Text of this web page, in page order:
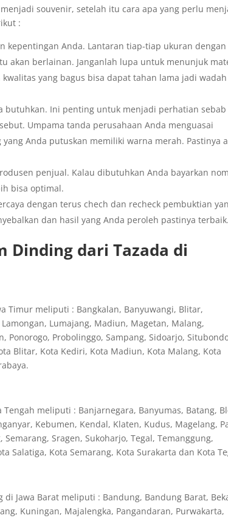
souvenir, setelah itu cara apa yang perlu
:
kepentingan Anda. Lantaran tiap-tiap ukuran dengan
akan berlainan. Janganlah lupa untuk menunjuk
yang bagus bisa dapat tahan lama jadi wadah
butuhkan. Ini penting untuk menjadi perhatian sebab
Umpama tanda perusahaan Anda menguasai
Anda putuskan memiliki warna merah. Pastinya
penjual. Kalau dibutuhkan Anda bayarkan
bisa optimal.
dengan terus chech dan recheck pembuktian
dan hasil yang Anda peroleh pastinya terbaik.
Dinding dari Tazada di
Timur meliputi : Bangkalan, Banyuwangi, Blitar,
Lumajang, Madiun, Magetan, Malang,
Ponorogo, Probolinggo, Sampang, Sidoarjo,
Blitar, Kota Kediri, Kota Madiun, Kota Malang, Kota
meliputi : Banjarnegara, Banyumas, Batang,
Kebumen, Kendal, Klaten, Kudus, Magelang,
Sragen, Sukoharjo, Tegal, Temanggung,
Salatiga, Kota Semarang, Kota Surakarta dan Kota
Jawa Barat meliputi : Bandung, Bandung Barat,
Kuningan, Majalengka, Pangandaran, Purwakarta,